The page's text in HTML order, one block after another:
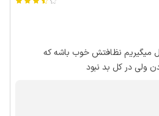
میگیریم نظافتش خوب باشه که
ولی در کل بد نبود